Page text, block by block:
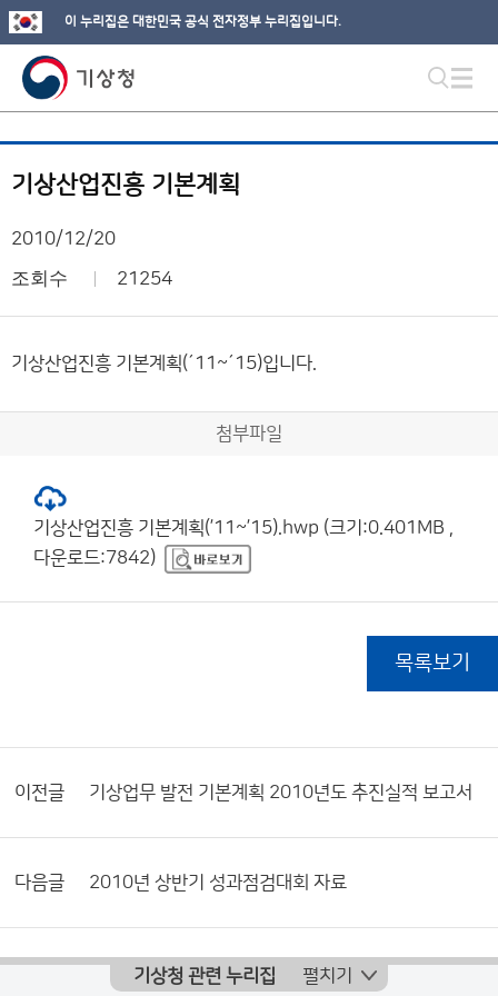
이 누리집은 대한민국 공식 전자정부 누리집입니다.
기상산업진흥 기본계획
2010/12/20
조회수 21254
기상산업진흥 기본계획(´11~´15)입니다.
첨부파일
기상산업진흥 기본계획(’11~’15).hwp (크기:0.401MB ,
다운로드:7842)
목록보기
이전글 기상업무 발전 기본계획 2010년도 추진실적 보고서
다음글 2010년 상반기 성과점검대회 자료
기상청 관련 누리집 펼치기